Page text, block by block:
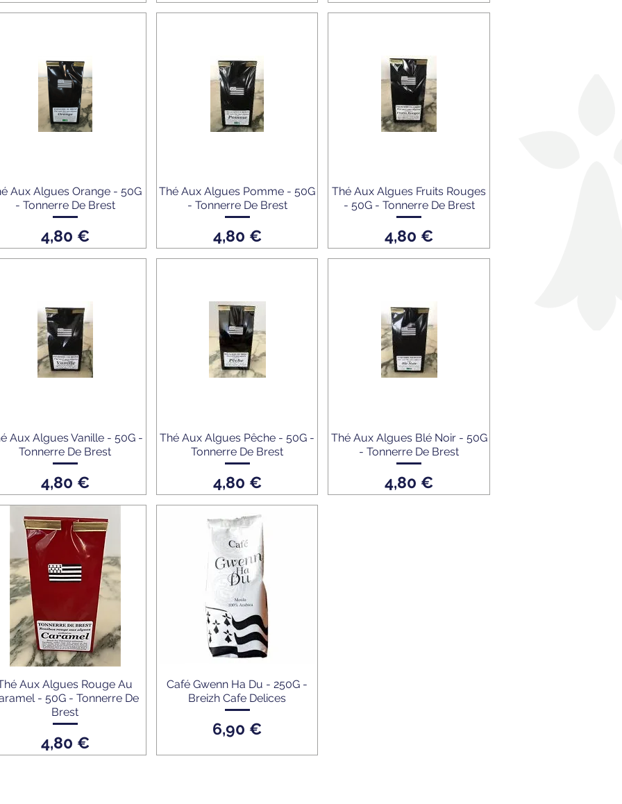
Aux Algues Orange - 50G
- Tonnerre De Brest
Prix
4,80 €
Thé Aux Algues Pomme - 50G
- Tonnerre De Brest
Prix
4,80 €
Thé Aux Algues Fruits Rouges
- 50G - Tonnerre De Brest
Prix
4,80 €
Aux Algues Vanille - 50G -
Tonnerre De Brest
Prix
4,80 €
Thé Aux Algues Pêche - 50G -
Tonnerre De Brest
Prix
4,80 €
Thé Aux Algues Blé Noir - 50G
- Tonnerre De Brest
Prix
4,80 €
Aux Algues Rouge Au
- 50G - Tonnerre De
Brest
Prix
4,80 €
Café Gwenn Ha Du - 250G -
Breizh Cafe Delices
Prix
6,90 €